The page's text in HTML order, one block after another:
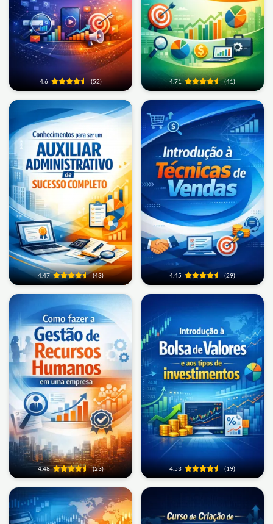
4.6 (52) 4.71 (41)
4.47 (43) 4.45 (29)
4.48 (23) 4.53 (19)